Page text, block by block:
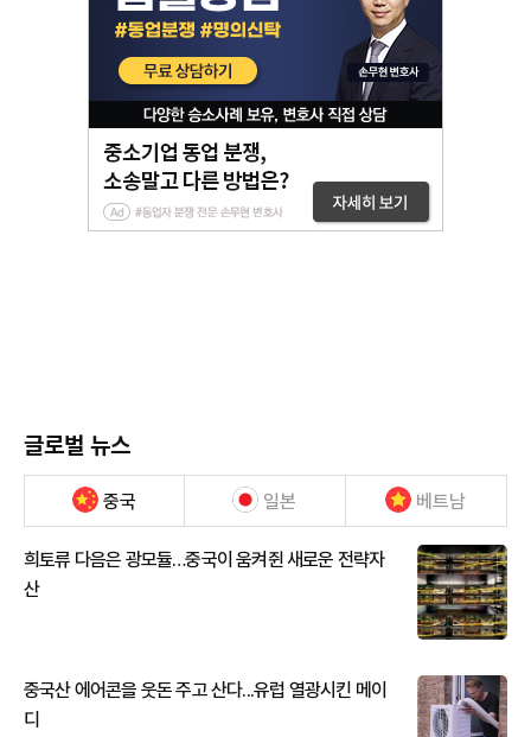
글로벌 뉴스
중국 일본 베트남
희토류 다음은 광모듈…중국이 움켜쥔 새로운 전략자
산
중국산 에어콘을 웃돈 주고 산다...유럽 열광시킨 메이
디